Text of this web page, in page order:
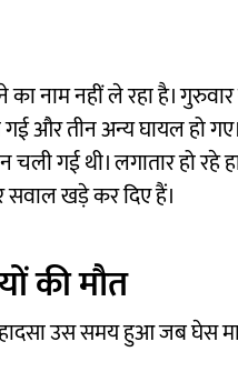
का नाम नहीं ले रहा है।
गई और तीन अन्य घायल हो
गई थी। लगातार हो रहे
सवाल खड़े कर दिए हैं।
की मौत
उस समय हुआ जब घेस